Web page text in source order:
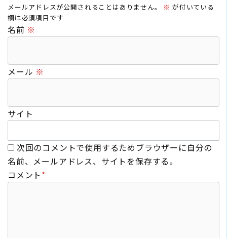
メールアドレスが公開されることはありません。 ※ が付いている
欄は必須項目です
名前 ※
メール ※
サイト
次回のコメントで使用するためブラウザーに自分の
名前、メールアドレス、サイトを保存する。
コメント*